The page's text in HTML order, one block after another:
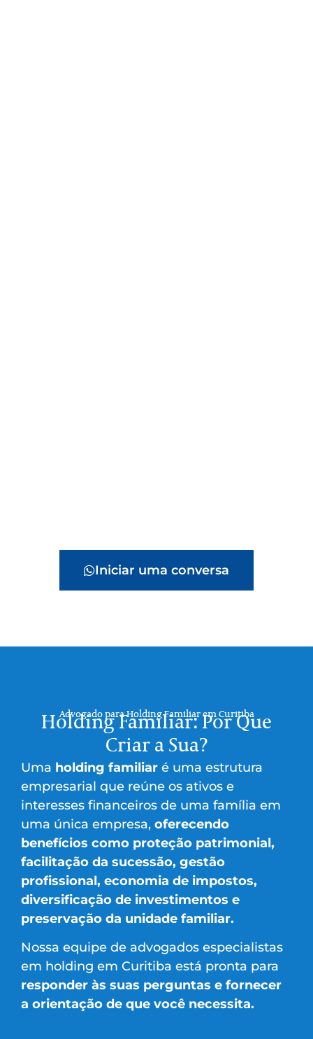
Iniciar uma conversa
Advogado para Holding Familiar em Curitiba
Holding Familiar: Por Que
Criar a Sua?
Uma holding familiar é uma estrutura
empresarial que reúne os ativos e
interesses financeiros de uma família em
uma única empresa, oferecendo
benefícios como proteção patrimonial,
facilitação da sucessão, gestão
profissional, economia de impostos,
diversificação de investimentos e
preservação da unidade familiar.
Nossa equipe de advogados especialistas
em holding em Curitiba está pronta para
responder às suas perguntas e fornecer
a orientação de que você necessita.